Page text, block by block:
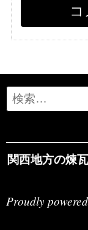
Search
for:
関西地方の煉
Proudly